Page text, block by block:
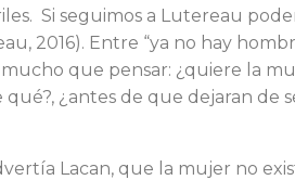
Si seguimos a Lutereau
2016). Entre “ya no hay
que pensar: ¿quiere la
¿antes de que dejaran de
Lacan, que la mujer no